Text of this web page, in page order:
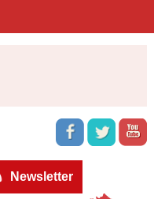
Newsletter